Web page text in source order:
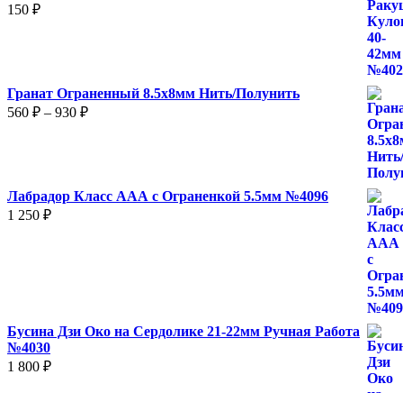
150 ₽
Гранат Ограненный 8.5х8мм Нить/Полунить
560 ₽ – 930 ₽Диапазон
Лабрадор Класс ААА с Ограненкой 5.5мм №4096
1 250 ₽
Бусина Дзи Око на Сердолике 21-22мм Ручная Работа
№4030
1 800 ₽